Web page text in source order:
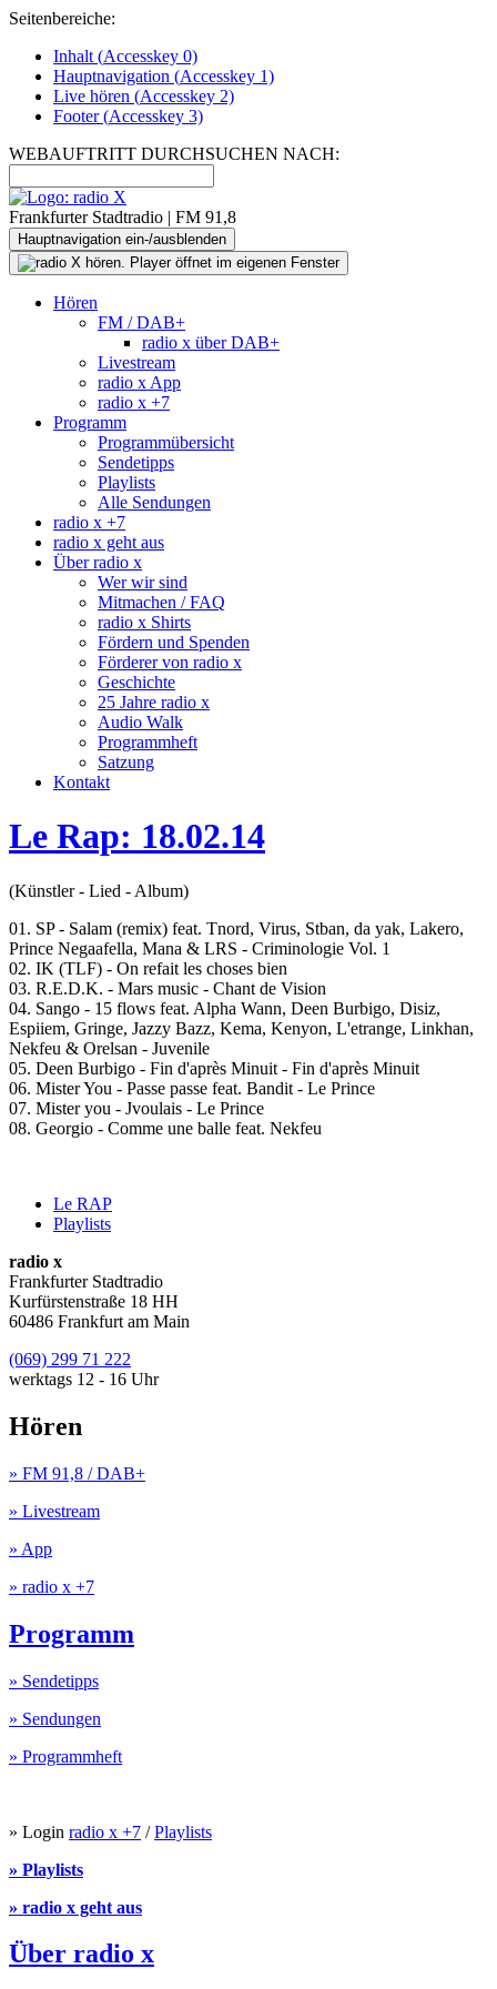
Seitenbereiche:
Inhalt (Accesskey 0)
Hauptnavigation (Accesskey 1)
Live hören (Accesskey 2)
Footer(Accesskey 3)
WEBAUFTRITT DURCHSUCHEN NACH:
Frankfurter Stadtradio | FM 91,8
Hauptnavigation ein-/ausblenden
Hören
FM / DAB+
radio x über DAB+
Livestream
radio x App
radio x +7
Programm
Programmübersicht
Sendetipps
Playlists
Alle Sendungen
radio x +7
radio x geht aus
Über radio x
Wer wir sind
Mitmachen / FAQ
radio x Shirts
Fördern und Spenden
Förderer von radio x
Geschichte
25 Jahre radio x
Audio Walk
Programmheft
Satzung
Kontakt
Le Rap: 18.02.14
(Künstler - Lied - Album)
01. SP - Salam (remix) feat. Tnord, Virus, Stban, da yak, Lakero,
Prince Negaafella, Mana & LRS - Criminologie Vol. 1
02. IK (TLF) - On refait les choses bien
03. R.E.D.K. - Mars music - Chant de Vision
04. Sango - 15 flows feat. Alpha Wann, Deen Burbigo, Disiz,
Espiiem, Gringe, Jazzy Bazz, Kema, Kenyon, L'etrange, Linkhan,
Nekfeu & Orelsan - Juvenile
05. Deen Burbigo - Fin d'après Minuit - Fin d'après Minuit
06. Mister You - Passe passe feat. Bandit - Le Prince
07. Mister you - Jvoulais - Le Prince
08. Georgio - Comme une balle feat. Nekfeu
Le RAP
Playlists
radio x
Frankfurter Stadtradio
Kurfürstenstraße 18 HH
60486 Frankfurt am Main
(069) 299 71 222
werktags 12 - 16 Uhr
Hören
» FM 91,8 / DAB+
» Livestream
» App
» radio x +7
Programm
» Sendetipps
» Sendungen
» Programmheft
» Login radio x +7 /Playlists
» Playlists
» radio x geht aus
Über radio x